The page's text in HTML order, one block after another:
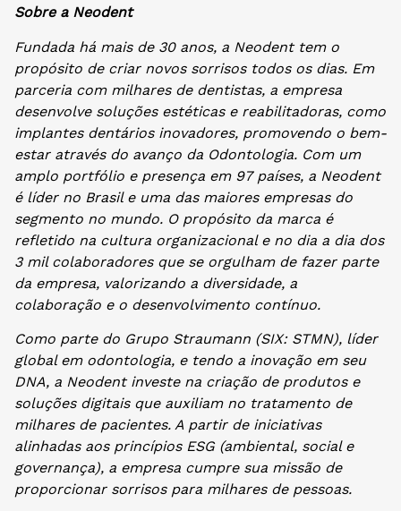
Sobre a Neodent
Fundada há mais de 30 anos, a Neodent tem o
propósito de criar novos sorrisos todos os dias. Em
parceria com milhares de dentistas, a empresa
desenvolve soluções estéticas e reabilitadoras, como
implantes dentários inovadores, promovendo o bem-
estar através do avanço da Odontologia. Com um
amplo portfólio e presença em 97 países, a Neodent
é líder no Brasil e uma das maiores empresas do
segmento no mundo. O propósito da marca é
refletido na cultura organizacional e no dia a dia dos
3 mil colaboradores que se orgulham de fazer parte
da empresa, valorizando a diversidade, a
colaboração e o desenvolvimento contínuo.
Como parte do Grupo Straumann (SIX: STMN), líder
global em odontologia, e tendo a inovação em seu
DNA, a Neodent investe na criação de produtos e
soluções digitais que auxiliam no tratamento de
milhares de pacientes. A partir de iniciativas
alinhadas aos princípios ESG (ambiental, social e
governança), a empresa cumpre sua missão de
proporcionar sorrisos para milhares de pessoas.